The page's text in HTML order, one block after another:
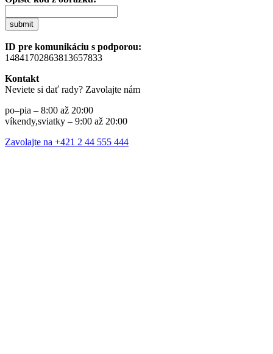
submit
ID pre komunikáciu s podporou:
14841702863813657833
Kontakt
Neviete si dať rady? Zavolajte nám
po–pia – 8:00 až 20:00
víkendy,sviatky – 9:00 až 20:00
Zavolajte na +421 2 44 555 444